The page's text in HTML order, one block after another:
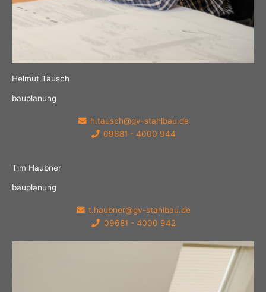
Helmut Tausch
bauplanung
h.tausch@gv-stahlbau.de
09681 - 4000 944
Tim Haubner
bauplanung
t.haubner@gv-stahlbau.de
09681 - 4000 942